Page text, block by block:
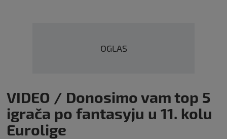
OGLAS
VIDEO / Donosimo vam top 5
igrača po fantasyju u 11. kolu
Eurolige